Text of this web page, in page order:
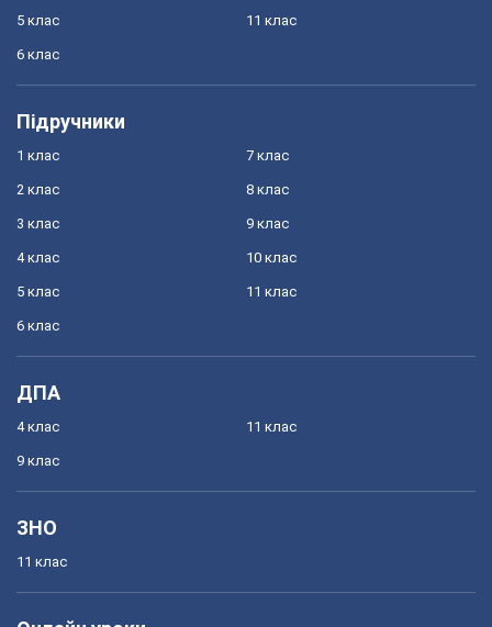
5 клас
6 клас
11 клас
Підручники
1 клас
2 клас
3 клас
4 клас
5 клас
6 клас
7 клас
8 клас
9 клас
10 клас
11 клас
ДПА
4 клас
9 клас
11 клас
ЗНО
11 клас